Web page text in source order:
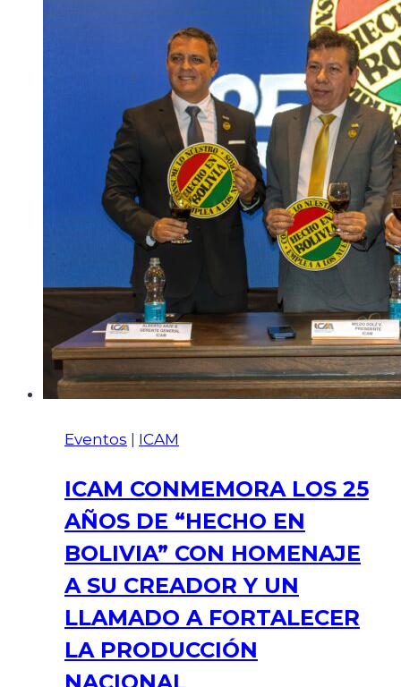
Eventos ICAM
ICAM CONMEMORA LOS 25
AÑOS DE “HECHO EN
BOLIVIA” CON HOMENAJE
A SU CREADOR Y UN
LLAMADO A FORTALECER
LA PRODUCCIÓN